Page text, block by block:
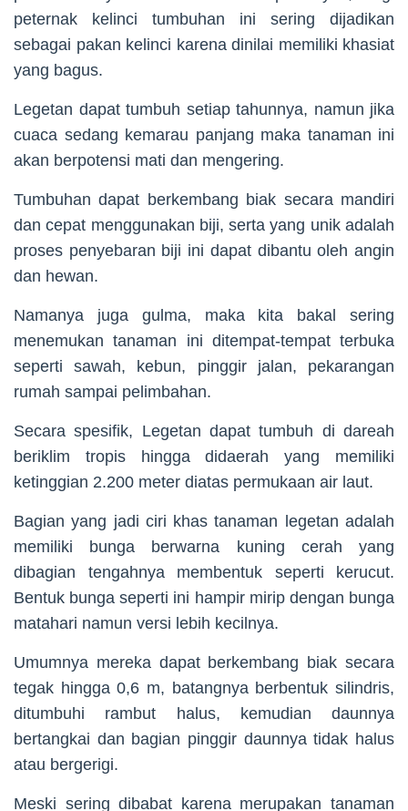
peternak kelinci tumbuhan ini sering dijadikan
sebagai pakan kelinci karena dinilai memiliki khasiat
yang bagus.
Legetan dapat tumbuh setiap tahunnya, namun jika
cuaca sedang kemarau panjang maka tanaman ini
akan berpotensi mati dan mengering.
Tumbuhan dapat berkembang biak secara mandiri
dan cepat menggunakan biji, serta yang unik adalah
proses penyebaran biji ini dapat dibantu oleh angin
dan hewan.
Namanya juga gulma, maka kita bakal sering
menemukan tanaman ini ditempat-tempat terbuka
seperti sawah, kebun, pinggir jalan, pekarangan
rumah sampai pelimbahan.
Secara spesifik, Legetan dapat tumbuh di dareah
beriklim tropis hingga didaerah yang memiliki
ketinggian 2.200 meter diatas permukaan air laut.
Bagian yang jadi ciri khas tanaman legetan adalah
memiliki bunga berwarna kuning cerah yang
dibagian tengahnya membentuk seperti kerucut.
Bentuk bunga seperti ini hampir mirip dengan bunga
matahari namun versi lebih kecilnya.
Umumnya mereka dapat berkembang biak secara
tegak hingga 0,6 m, batangnya berbentuk silindris,
ditumbuhi rambut halus, kemudian daunnya
bertangkai dan bagian pinggir daunnya tidak halus
atau bergerigi.
Meski sering dibabat karena merupakan tanaman